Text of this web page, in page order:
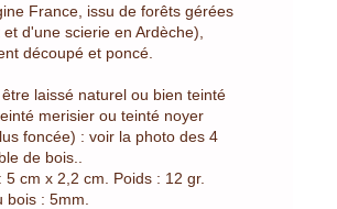
France, issu de forêts gérées
d'une scierie en Ardèche),
découpé et poncé.
laissé naturel ou bien teinté
merisier ou teinté noyer
foncée) : voir la photo des 4
de bois..
5 cm x 2,2 cm. Poids : 12 gr.
bois : 5mm.